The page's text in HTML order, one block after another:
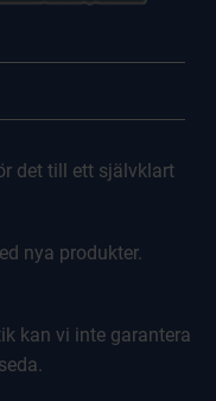
det till ett självklart
nya produkter.
kan vi inte garantera